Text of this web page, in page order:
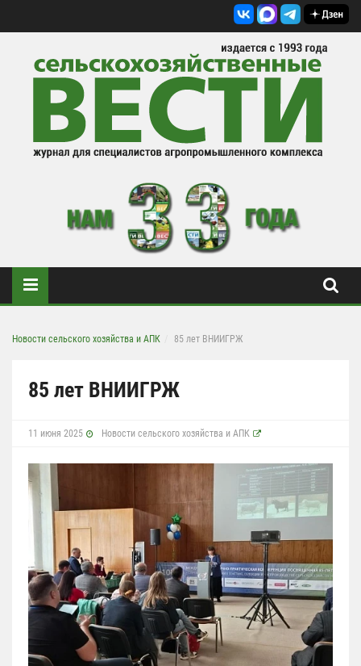
Новости сельского хозяйства и АПК 85 лет ВНИИГРЖ
85 лет ВНИИГРЖ
11 июня 2025 Новости сельского хозяйства и АПК